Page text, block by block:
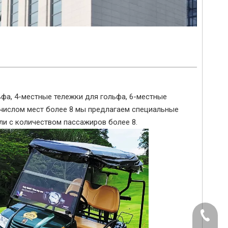
4-местные тележки для гольфа, 6-местные
мест более 8 мы предлагаем специальные
с количеством пассажиров более 8.
+86-